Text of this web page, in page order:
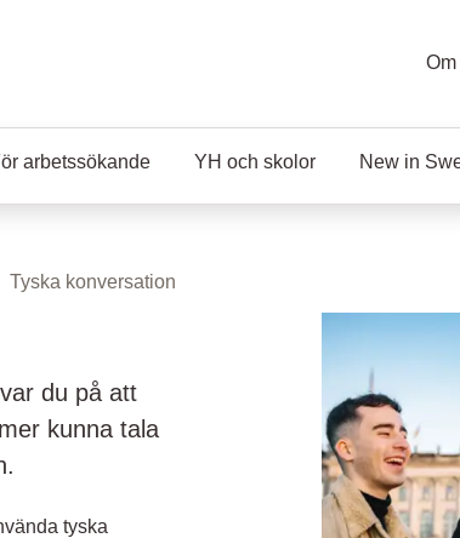
arbetssökande YH och skolor New in
Tyska konversation
du på att
kunna tala
tyska